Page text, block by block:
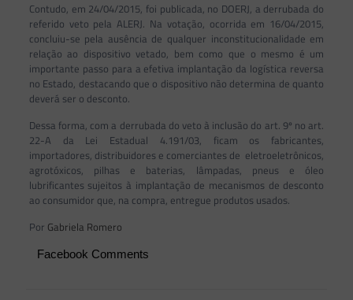
Contudo, em 24/04/2015, foi publicada, no DOERJ, a derrubada do
referido veto pela ALERJ. Na votação, ocorrida em 16/04/2015,
concluiu-se pela ausência de qualquer inconstitucionalidade em
relação ao dispositivo vetado, bem como que o mesmo é um
importante passo para a efetiva implantação da logística reversa
no Estado, destacando que o dispositivo não determina de quanto
deverá ser o desconto.
Dessa forma, com a derrubada do veto à inclusão do art. 9º no art.
22-A da Lei Estadual 4.191/03, ficam os fabricantes,
importadores, distribuidores e comerciantes de eletroeletrônicos,
agrotóxicos, pilhas e baterias, lâmpadas, pneus e óleo
lubrificantes sujeitos à implantação de mecanismos de desconto
ao consumidor que, na compra, entregue produtos usados.
Por Gabriela Romero
Facebook Comments